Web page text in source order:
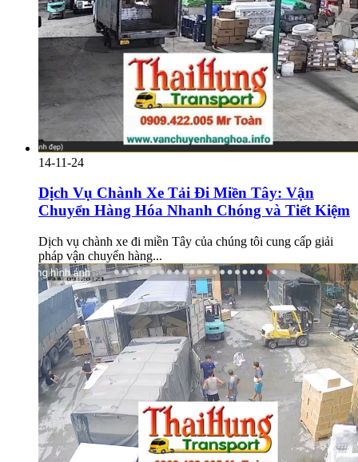
14-11-24
Dịch Vụ Chành Xe Tải Đi Miền Tây: Vận
Chuyển Hàng Hóa Nhanh Chóng và Tiết Kiệm
Dịch vụ chành xe đi miền Tây của chúng tôi cung cấp giải
pháp vận chuyển hàng...